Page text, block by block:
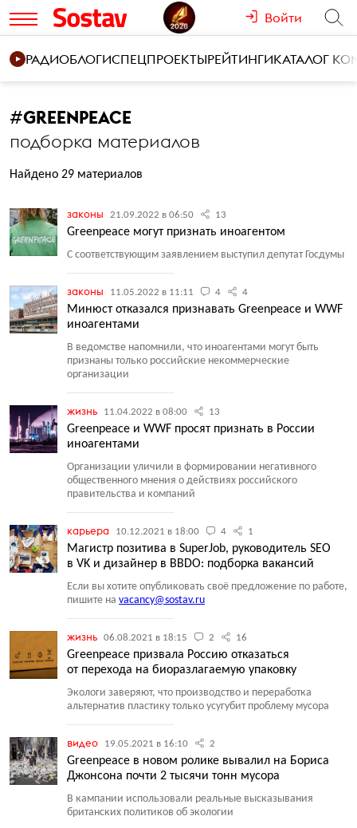
Войти
РАДИОБЛОГИСПЕЦПРОЕКТЫРЕЙТИНГИКАТАЛОГ
#GREENPEACE
подборка материалов
Найдено 29 материалов
законы 21.09.2022 в 06:50 13
Greenpeace могут признать иноагентом
С соответствующим заявлением выступил депутат Госдумы
законы 11.05.2022 в 11:11 4 4
Минюст отказался признавать Greenpeace и WWF
иноагентами
В ведомстве напомнили, что иноагентами могут быть
признаны только российские некоммерческие
организации
жизнь 11.04.2022 в 08:00 13
Greenpeace и WWF просят признать в России
иноагентами
Организации уличили в формировании негативного
общественного мнения о действиях российского
правительства и компаний
карьера 10.12.2021 в 18:00 4 1
Магистр позитива в SuperJob, руководитель SEO
в VK и дизайнер в BBDO: подборка вакансий
Если вы хотите опубликовать своё предложение по работе,
пишите на vacancy@sostav.ru
жизнь 06.08.2021 в 18:15 2 16
Greenpeace призвала Россию отказаться
от перехода на биоразлагаемую упаковку
Экологи заверяют, что производство и переработка
альтернатив пластику только усугубит проблему мусора
видео 19.05.2021 в 16:10 2
Greenpeace в новом ролике вывалил на Бориса
Джонсона почти 2 тысячи тонн мусора
В кампании использовали реальные высказывания
британских политиков об экологии